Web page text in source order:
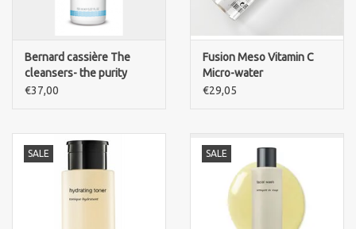
Bernard cassière The
cleansers- the purity
cleansing mousse-
€37,00
Fusion Meso Vitamin C
Micro-water
€29,05
SALE SALE